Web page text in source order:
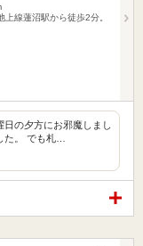
線蓮沼駅から徒歩2分。
日の夕方にお邪魔しまし
た。 でも札…